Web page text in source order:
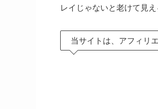
レイじゃないと老けて見
当サイトは、アフィリ